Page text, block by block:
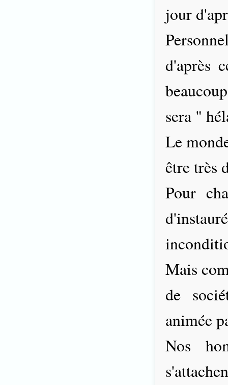
jour
d'après
sera "
Le
être très
Pour
Mais
de
animée
Nos